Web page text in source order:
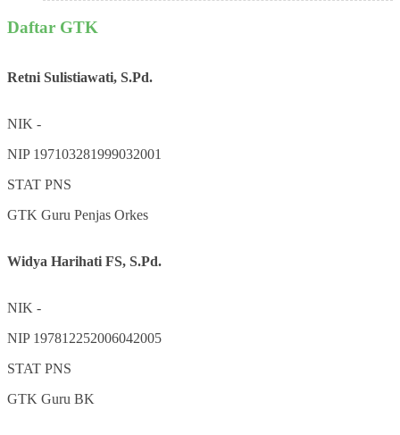
Daftar GTK
Retni Sulistiawati, S.Pd.
NIK -
NIP 197103281999032001
STAT PNS
GTK Guru Penjas Orkes
Widya Harihati FS, S.Pd.
NIK -
NIP 197812252006042005
STAT PNS
GTK Guru BK